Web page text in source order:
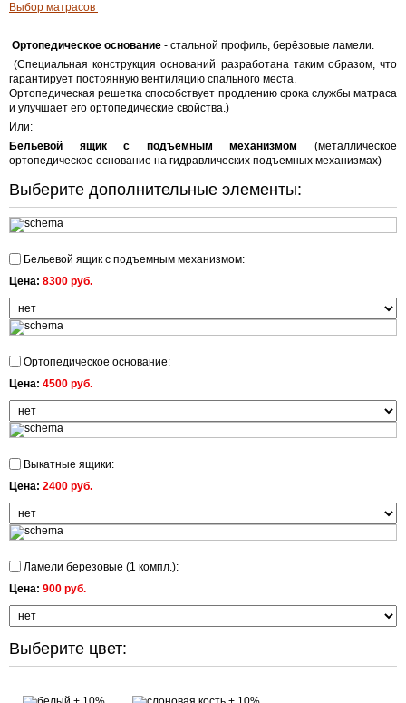
Выбор матрасов
Ортопедическое основание - стальной профиль, берёзовые ламели.
(Специальная конструкция оснований разработана таким образом, что
гарантирует постоянную вентиляцию спального места.
Ортопедическая решетка способствует продлению срока службы матраса
и улучшает его ортопедические свойства.)
Или:
Бельевой ящик с подъемным механизмом
(металлическое
ортопедическое основание на гидравлических подъемных механизмах)
Выберите дополнительные элементы:
Бельевой ящик с подъемным механизмом:
Цена: 8300 руб.
Ортопедическое основание:
Цена: 4500 руб.
Выкатные ящики:
Цена: 2400 руб.
Ламели березовые (1 компл.):
Цена: 900 руб.
Выберите цвет: